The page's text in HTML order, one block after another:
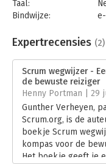
Taal:
Bindwijze:
Bestandsformaat:
pdf
Uitgever:
Druk:
3
Verschijningsdatum:
Hoofdrubriek:
Serie:
Expertrecensies (2)
Scrum wegwijzer -
de bewuste reiziger
Henny Portman | 29
Gunther Verheyen,
Scrum.org, is de
boekje Scrum
kompas voor de
Het boekje geeft je